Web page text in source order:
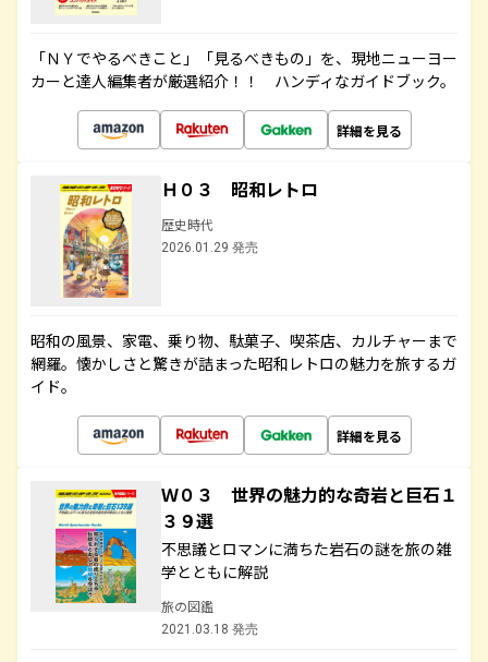
「ＮＹでやるべきこと」「見るべきもの」を、現地ニューヨー
カーと達人編集者が厳選紹介！！ ハンディなガイドブック。
詳細を見る
Ｈ０３ 昭和レトロ
歴史時代
2026.01.29 発売
昭和の風景、家電、乗り物、駄菓子、喫茶店、カルチャーまで
網羅。懐かしさと驚きが詰まった昭和レトロの魅力を旅するガ
イド。
詳細を見る
Ｗ０３ 世界の魅力的な奇岩と巨石１
３９選
不思議とロマンに満ちた岩石の謎を旅の雑
学とともに解説
旅の図鑑
2021.03.18 発売